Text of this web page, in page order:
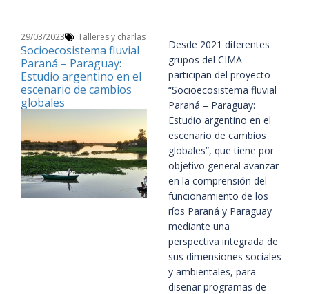
29/03/2023 Talleres y charlas
Socioecosistema fluvial
Paraná – Paraguay:
Estudio argentino en el
escenario de cambios
globales
Desde 2021 diferentes
grupos del CIMA
participan del proyecto
“Socioecosistema fluvial
Paraná – Paraguay:
Estudio argentino en el
escenario de cambios
globales”, que tiene por
objetivo general avanzar
en la comprensión del
funcionamiento de los
ríos Paraná y Paraguay
mediante una
perspectiva integrada de
sus dimensiones sociales
y ambientales, para
diseñar programas de